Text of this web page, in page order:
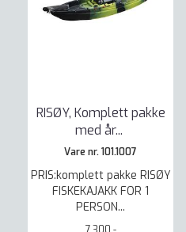
RISØY, Komplett pakke
med år...
Vare nr. 101.1007
PRIS:komplett pakke RISØY
FISKEKAJAKK FOR 1
PERSON...